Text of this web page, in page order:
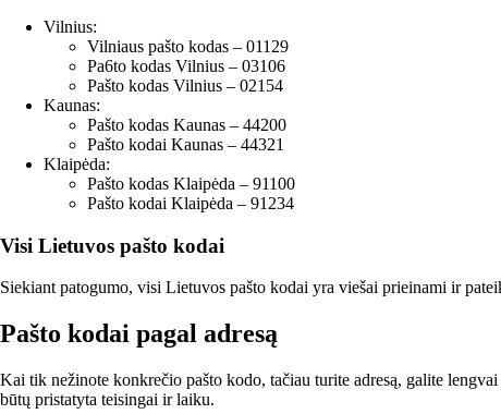
Vilnius:
Vilniaus pašto kodas – 01129
Pa6to kodas Vilnius – 03106
Pašto kodas Vilnius – 02154
Kaunas:
Pašto kodas Kaunas – 44200
Pašto kodai Kaunas – 44321
Klaipėda:
Pašto kodas Klaipėda – 91100
Pašto kodai Klaipėda – 91234
Visi Lietuvos pašto kodai
Siekiant patogumo, visi Lietuvos pašto kodai yra viešai prieinami ir
Pašto kodai pagal adresą
Kai tik nežinote konkrečio pašto kodo, tačiau turite adresą, galite
būtų pristatyta teisingai ir laiku.